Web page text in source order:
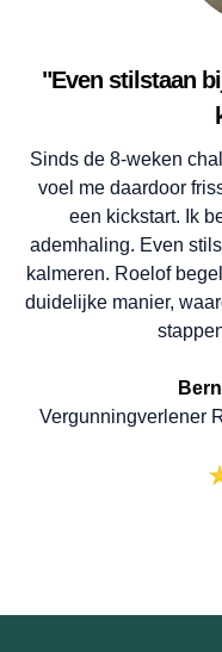
"Even stilstaan
Sinds de 8-weken
voel me daardoor
een kickstart. Ik
ademhaling. Even
kalmeren. Roelof
duidelijke manier,
Vergunningverlener